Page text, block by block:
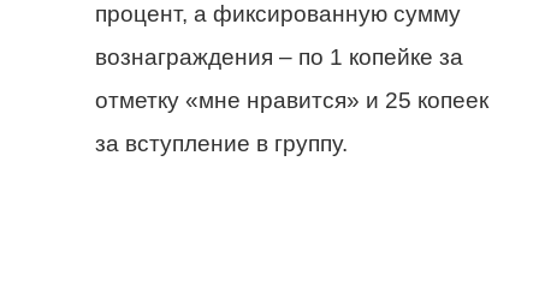
процент, а фиксированную сумму
вознаграждения – по 1 копейке за
отметку «мне нравится» и 25 копеек
за вступление в группу.